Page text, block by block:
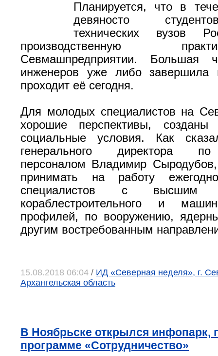
Планируется, что в
девяносто
технических вузов
производственную
Севмашпредприятии. Большая
инженеров уже либо завершила
проходит её сегодня.
Для молодых специалистов на
хорошие перспективы, созданы
социальные условия. Как
генерального директора
персоналом Владимир
принимать на работу
специалистов с высшим
кораблестроительного и
профилей, по вооружению,
другим востребованным
15.08.2018 06:04 / ИД «Северная неделя», г.
Архангельская область
В Ноябрьске открылся инфопарк,
программе «Сотрудничество»